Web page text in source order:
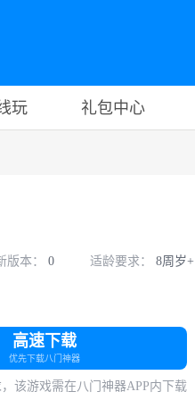
玩 礼包中心
版本： 0 适龄要求： 8周岁+
高速下载
优先下载八门神器
该游戏需在八门神器APP内下载